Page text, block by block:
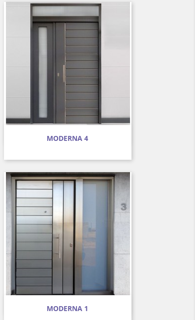
MODERNA 4
Vista rápida
MODERNA 1
Vista rápida